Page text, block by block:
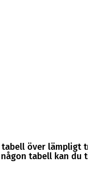
över lämpligt
tabell kan du